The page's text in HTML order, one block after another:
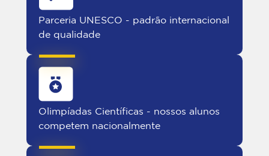
Parceria UNESCO - padrão internacional
de qualidade
Olimpíadas Científicas - nossos alunos
competem nacionalmente